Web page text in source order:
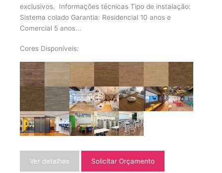
exclusivos. Informações técnicas Tipo de instalação:
Sistema colado Garantia: Residencial 10 anos e
Comercial 5 anos...
Cores Disponíveis:
Ver detalhes Solicitar Orçamento